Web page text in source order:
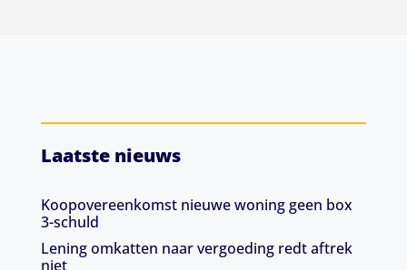
Laatste nieuws
Koopovereenkomst nieuwe woning geen box
3-schuld
Lening omkatten naar vergoeding redt aftrek
niet